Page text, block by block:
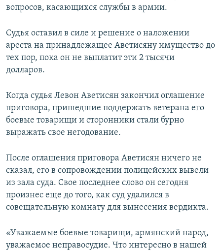
вопросов, касающихся службы в армии.
Судья оставил в силе и решение о наложении
ареста на принадлежащее Аветисяну имущество до
тех пор, пока он не выплатит эти 2 тысячи
долларов.
Когда судья Левон Аветисян закончил оглашение
приговора, пришедшие поддержать ветерана его
боевые товарищи и сторонники стали бурно
выражать свое негодование.
После оглашения приговора Аветисян ничего не
сказал, его в сопровождении полицейских вывели
из зала суда. Свое последнее слово он сегодня
произнес еще до того, как суд удалился в
совещательную комнату для вынесения вердикта.
«Уважаемые боевые товарищи, армянский народ,
уважаемое неправосудие. Что интересно в нашей